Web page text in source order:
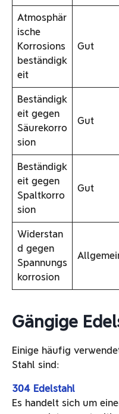
Atmosphär
ische
Korrosions
beständigk
eit
Gut
Beständigk
eit gegen
Säurekorro
sion
Gut
Beständigk
eit gegen
Spaltkorro
sion
Gut
Widerstan
d gegen
Spannungs
korrosion
Gängige
Einige häufig
Stahl sind:
304 Edelstahl
Es handelt sich um